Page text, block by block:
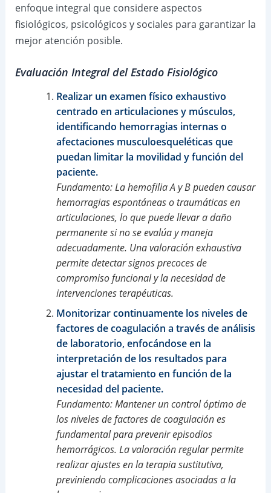
enfoque integral que considere aspectos
fisiológicos, psicológicos y sociales para garantizar la
mejor atención posible.
Evaluación Integral del Estado Fisiológico
Realizar un examen físico exhaustivo
centrado en articulaciones y músculos,
identificando hemorragias internas o
afectaciones musculoesqueléticas que
puedan limitar la movilidad y función del
paciente.
Fundamento: La hemofilia A y B pueden causar
hemorragias espontáneas o traumáticas en
articulaciones, lo que puede llevar a daño
permanente si no se evalúa y maneja
adecuadamente. Una valoración exhaustiva
permite detectar signos precoces de
compromiso funcional y la necesidad de
intervenciones terapéuticas.
Monitorizar continuamente los niveles de
factores de coagulación a través de análisis
de laboratorio, enfocándose en la
interpretación de los resultados para
ajustar el tratamiento en función de la
necesidad del paciente.
Fundamento: Mantener un control óptimo de
los niveles de factores de coagulación es
fundamental para prevenir episodios
hemorrágicos. La valoración regular permite
realizar ajustes en la terapia sustitutiva,
previniendo complicaciones asociadas a la